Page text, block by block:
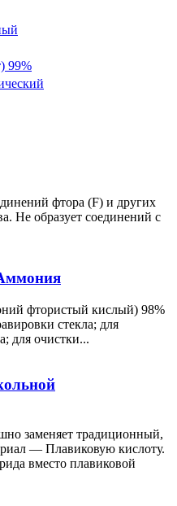
99%
фтора (F) и других
Не образует соединений с
фтористый кислый) 98%
стекла; для
для очистки...
традиционный,
— Плавиковую кислоту.
вместо плавиковой